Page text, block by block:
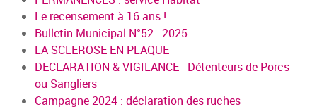
Le recensement à 16 ans !
Bulletin Municipal N°52 - 2025
LA SCLEROSE EN PLAQUE
DECLARATION & VIGILANCE - Détenteurs de Porcs
ou Sangliers
Campagne 2024 : déclaration des ruches